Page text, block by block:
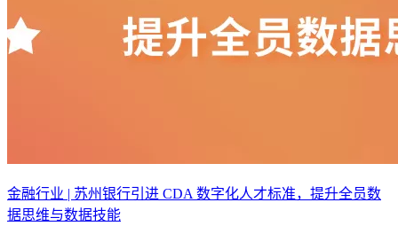
金融行业 | 苏州银行引进 CDA 数字化人才标准，提升全员数
据思维与数据技能